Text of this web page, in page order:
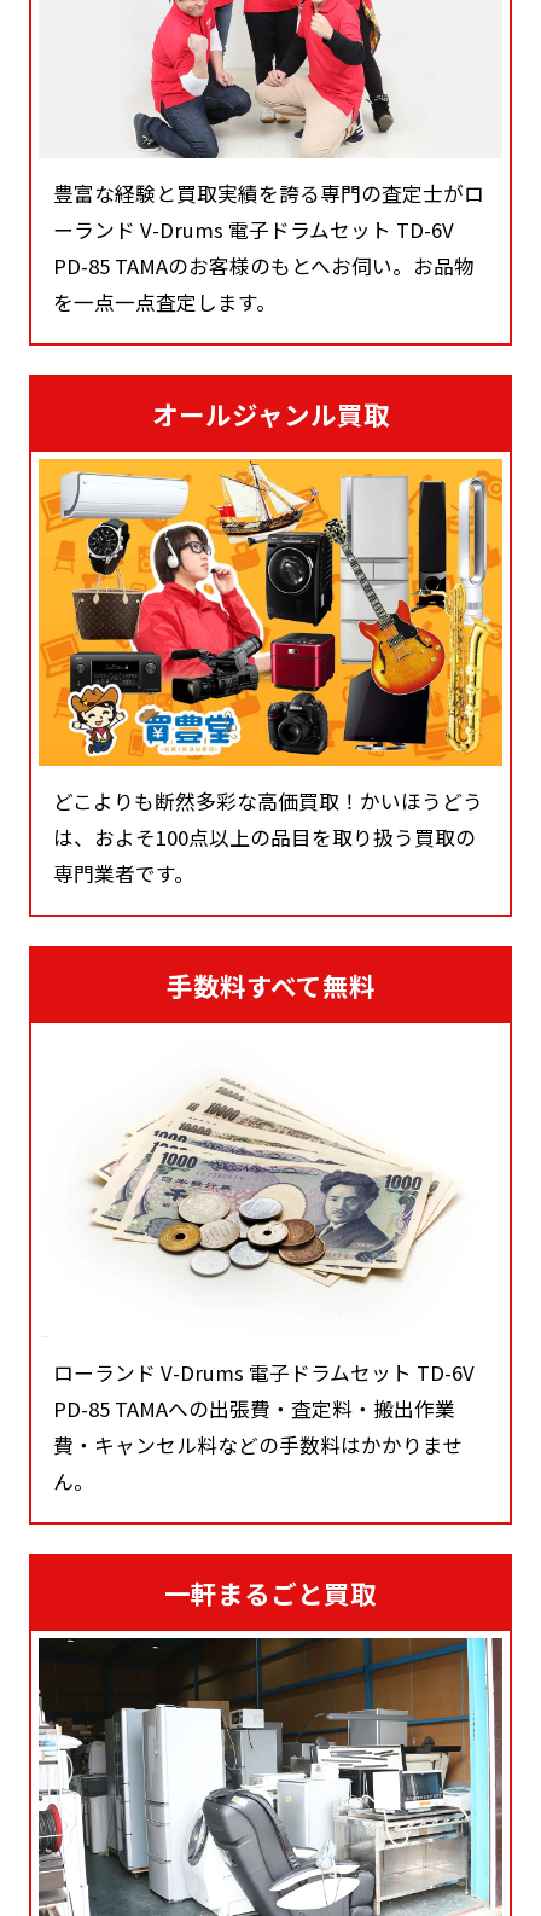
豊富な経験と買取実績を誇る専門の査定士がロ
ーランド V-Drums 電子ドラムセット TD-6V
PD-85 TAMAのお客様のもとへお伺い。お品物
を一点一点査定します。
オールジャンル買取
どこよりも断然多彩な高価買取！かいほうどう
は、およそ100点以上の品目を取り扱う買取の
専門業者です。
手数料すべて無料
ローランド V-Drums 電子ドラムセット TD-6V
PD-85 TAMAへの出張費・査定料・搬出作業
費・キャンセル料などの手数料はかかりませ
ん。
一軒まるごと買取